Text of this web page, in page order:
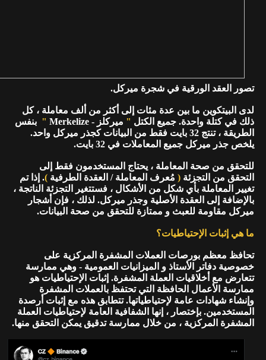
تصور العقد الورقية في شجرة ميركل.
لدى البيتكوين ما بين عدة مئات إلى أكثر من ألف معاملة ، كل
ذلك في كتلة واحدة. جميع الكتل " ميركلز - Merkelize " بنفس
الطريقة ، تنتج 32 بايت فقط من البيانات كجذر ميركل واحد.
يلخص جذر ميركل جميع المعاملات في 32 بايت.
للتحقق من صحة المعاملة ، يحتاج المستخدمون فقط إلى
التحقق من التجزئة ( مُعرف المعاملة / العقدة الطرفية ). إذا تم
تغيير المعاملة بأي شكل من الأشكال ، فستتغير التجزئة الناتجة ،
بالإضافة إلى العقدة الأصلية وجذر ميركل. لذلك ، فإن أشجار
ميركل مقاومة للعبث و ممتازة للتحقق من صحة البيانات.
ما هي إثبات الإحتياطيات؟
تحافظ معظم بورصات العملات المشفرة المركزية على
خصوصية دفاتر الأستاذ و الميزانيات العمومية - وهي ممارسة
تتعارض مع أخلاقيات العملة المشفرة. إثبات الإحتياطيات هو
ممارسة الأعمال الحافظة التي تحتفظ بالعملات المشفرة
وإنشاء شهادات عامة لإحتياطياتها. تتطابق هذه مع إثبات أرصدة
المستخدمين. بإختصار ، إنها الشفافية العامة لإحتياطيات العملة
المشفرة المركزية ، من خلال ممارسة تدقيق يمكن التحقق منها.